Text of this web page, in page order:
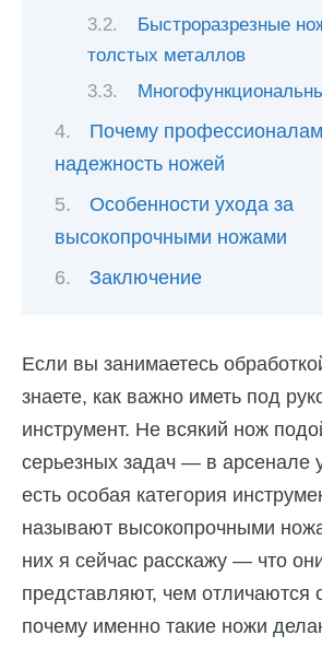
Быстроразрезные
толстых металлов
Почему
надежность ножей
Особенности ухода за
высокопрочными ножами
Заключение
Если вы занимаетесь
знаете, как важно иметь под
инструмент. Не всякий нож
серьезных задач — в арсенале
есть особая категория
называют высокопрочными
них я сейчас расскажу — что
представляют, чем отличаются
почему именно такие ножи